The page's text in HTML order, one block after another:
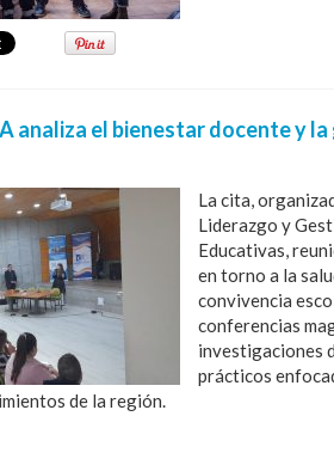
analiza el bienestar docente y
La cita,
Liderazgo y
Educativas,
en torno a la
convivencia
conferencias
investigaciones
prácticos
de la región.